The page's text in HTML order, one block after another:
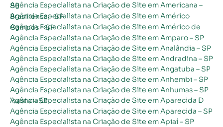
Agência Especialista na Criação de Site em Americana – SP
Agência Especialista na Criação de Site em Américo Brasiliense – SP
Agência Especialista na Criação de Site em Américo de Campos – SP
Agência Especialista na Criação de Site em Amparo – SP
Agência Especialista na Criação de Site em Analândia – SP
Agência Especialista na Criação de Site em Andradina – SP
Agência Especialista na Criação de Site em Angatuba – SP
Agência Especialista na Criação de Site em Anhembi – SP
Agência Especialista na Criação de Site em Anhumas – SP
Agência Especialista na Criação de Site em Aparecida D´oeste – SP
Agência Especialista na Criação de Site em Aparecida – SP
Agência Especialista na Criação de Site em Apiaí – SP